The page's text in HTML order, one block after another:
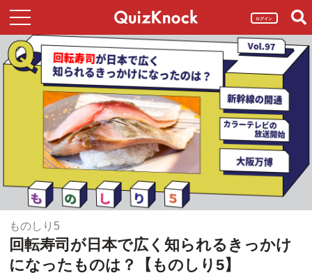
ログイン
ものしり5
回転寿司が日本で広く知られるきっかけ
になったものは？【ものしり5】